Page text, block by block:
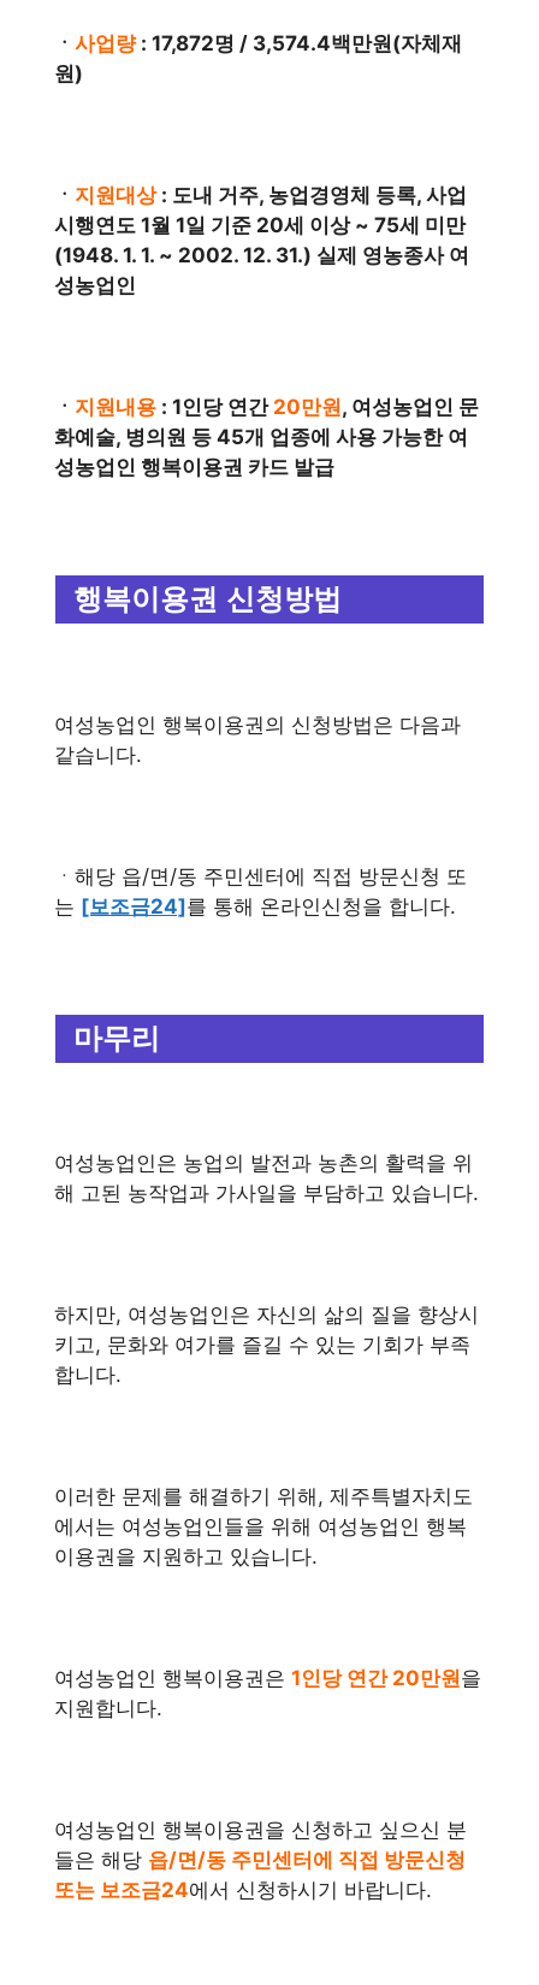
ㆍ 사업량 : 17,872명 / 3,574.4백만원(자체재
원)
ㆍ 지원대상: 도내 거주, 농업경영체 등록, 사업
시행연도 1월 1일 기준 20세 이상 ~ 75세 미만
(1948. 1. 1. ~ 2002. 12. 31.) 실제 영농종사 여
성농업인
ㆍ 지원내용 : 1인당 연간 20만원, 여성농업인 문
화예술, 병의원 등 45개 업종에 사용 가능한 여
성농업인 행복이용권 카드 발급
행복이용권 신청방법
여성농업인 행복이용권의 신청방법은 다음과
같습니다.
ㆍ해당 읍/면/동 주민센터에 직접 방문신청 또
는 [보조금24]를 통해 온라인신청을 합니다.
마무리
여성농업인은 농업의 발전과 농촌의 활력을 위
해 고된 농작업과 가사일을 부담하고 있습니다.
하지만, 여성농업인은 자신의 삶의 질을 향상시
키고, 문화와 여가를 즐길 수 있는 기회가 부족
합니다.
이러한 문제를 해결하기 위해, 제주특별자치도
에서는 여성농업인들을 위해 여성농업인 행복
이용권을 지원하고 있습니다.
여성농업인 행복이용권은 1인당 연간 20만원을
지원합니다.
여성농업인 행복이용권을 신청하고 싶으신 분
들은 해당 읍/면/동 주민센터에 직접 방문신청
또는 보조금24에서 신청하시기 바랍니다.